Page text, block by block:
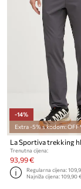
-14%
Extra -5% s kodom:
Trenutna cijena:
93,99 €
Regularna cijena:
Najniža cijena:109,90